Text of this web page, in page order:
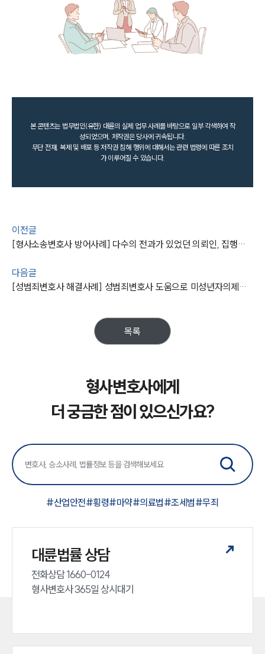
본 콘텐츠는 법무법인(유한) 대륜의 실제 업무 사례를 바탕으로 일부 각색하여 작
성되었으며, 저작권은 당사에 귀속됩니다.
무단 전재, 복제 및 배포 등 저작권 침해 행위에 대해서는 관련 법령에 따른 조치
가 이루어질 수 있습니다.
이전글
[형사소송변호사 방어사례] 다수의 전과가 있었던 의뢰인, 집행유예로 방어 성공
다음글
[성범죄변호사 해결사례] 성범죄변호사 도움으로 미성년자의제강간죄 집행유예에 그쳐
목록
형사변호사에게
더 궁금한 점이 있으신가요?
#산업안전#횡령#마약#의료법#조세범#무죄
대륜법률 상담
전화상담 1660-0124
형사변호사 365일 상시대기